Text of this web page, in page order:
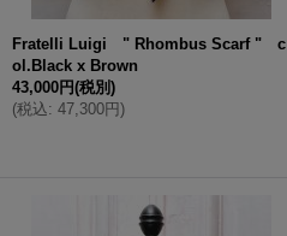
Fratelli Luigi " Rhombus Scarf " c
ol.Black x Brown
43,000円(税別)
(税込: 47,300円)